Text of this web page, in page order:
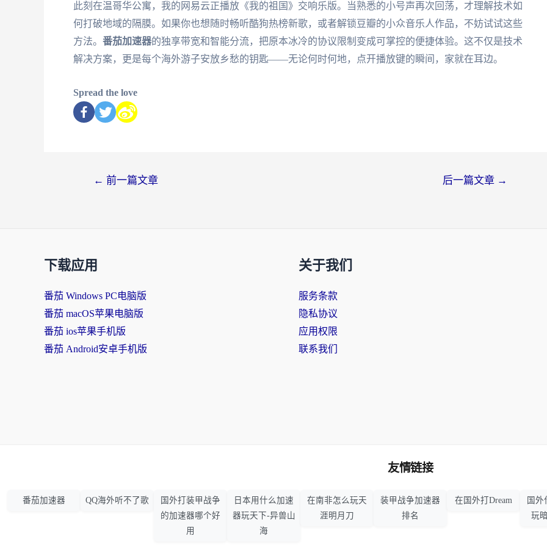
此刻在温哥华公寓，我的网易云正播放《我的祖国》交响乐版。当熟悉的小号声再次回荡，才理解技术如
何打破地域的隔膜。如果你也想随时畅听酷狗热榜新歌，或者解锁豆瓣的小众音乐人作品，不妨试试这些
方法。 番茄加速器的独享带宽和智能分流，把原本冰冷的协议限制变成可掌控的便捷体验。这不仅是技术
解决方案，更是每个海外游子安放乡愁的钥匙——无论何时何地，点开播放键的瞬间，家就在耳边。
Spread the love
← 前一篇文章 后一篇文章 →
下载应用
番茄 Windows PC电脑版
番茄 macOS苹果电脑版
番茄 ios苹果手机版
番茄 Android安卓手机版
关于我们
服务条款
隐私协议
应用权限
联系我们
友情链接
番茄加速器 QQ海外听不了歌
国外打装甲战争
的加速器哪个好
用
日本用什么加速
器玩天下-异兽山
海
在南非怎么玩天
涯明月刀
装甲战争加速器
排名
在国外打Dream
国外
玩